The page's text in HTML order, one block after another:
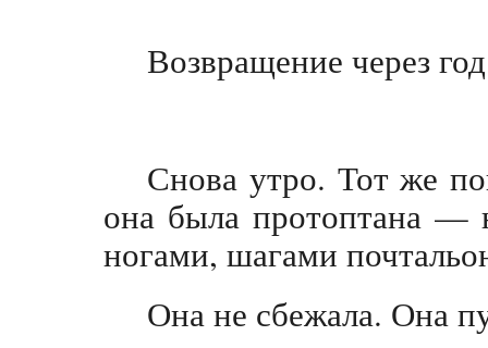
Возвращение через год
Снова утро. Тот же
она была протоптана —
ногами, шагами
Она не сбежала. Она